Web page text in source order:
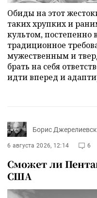
Обиды на этот
таких хрупких и
культом, постепенно
традиционное
мужественным и
брать на себя
идти вперед и
Борис
6 августа 2026, 12:14 6
Сможет ли
США